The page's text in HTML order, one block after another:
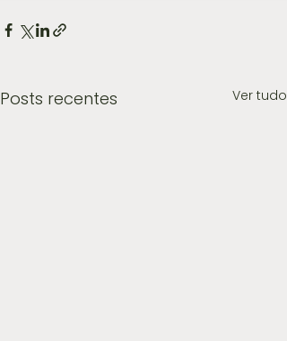
Posts recentes Ver tudo